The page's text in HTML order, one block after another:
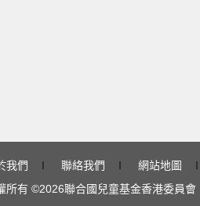
我們 ∣ 聯絡我們 ∣ 網站地圖 ∣
所有 ©2026聯合國兒童基金香港委員會